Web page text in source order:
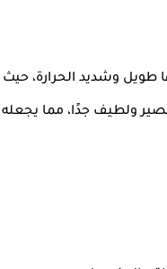
وشديد الحرارة، حيث
ولطيف جدًا، مما